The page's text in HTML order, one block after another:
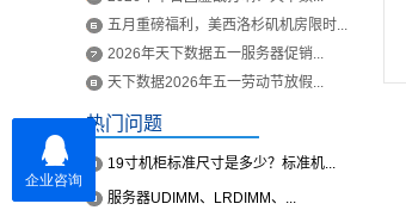
五月重磅福利，美西洛杉矶机房限时...
2026年天下数据五一服务器促销...
天下数据2026年五一劳动节放假...
热门问题
19寸机柜标准尺寸是多少？标准机...
服务器UDIMM、LRDIMM、...